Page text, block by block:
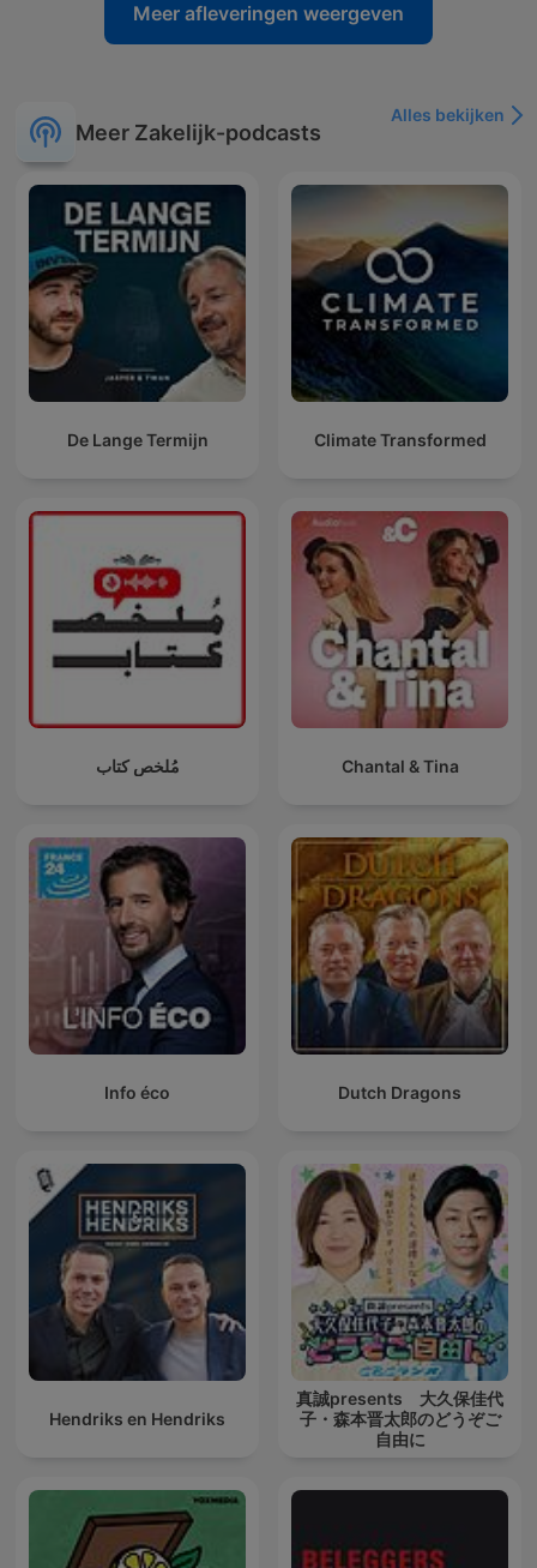
Meer afleveringen weergeven
Meer Zakelijk-podcasts
Alles bekijken
De Lange Termijn Climate Transformed
مُلخص كتاب Chantal & Tina
Info éco Dutch Dragons
Hendriks en Hendriks
真誠presents 大久保佳代
子・森本晋太郎のどうぞご
自由に